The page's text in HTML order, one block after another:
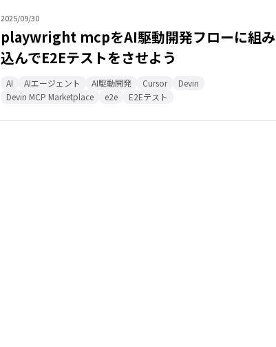
2025/09/30
playwright mcpをAI駆動開発フローに組み
込んでE2Eテストをさせよう
AI AIエージェント AI駆動開発 Cursor
Devin
Devin MCP Marketplace
e2e E2Eテスト